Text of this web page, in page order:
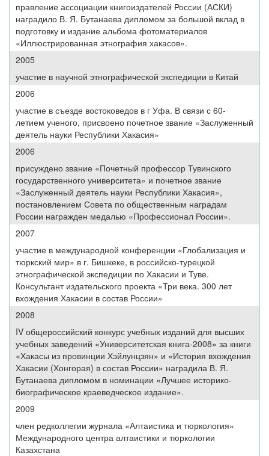
правление ассоциации книгоиздателей России (АСКИ)
наградило В. Я. Бутанаева дипломом за большой вклад в
подготовку и издание альбома фотоматериалов
«Иллюстрированная этнография хакасов».
2005
участие в научной этнографической экспедиции в Китай
2006
участие в съезде востоковедов в г Уфа. В связи с 60-
летием ученого, присвоено почетное звание «Заслуженный
деятель науки Республики Хакасия»
2006
присуждено звание «Почетный профессор Тувинского
государственного университета» и почетное звание
«Заслуженный деятель науки Республики Хакасия»,
постановлением Совета по общественным наградам
России награжден медалью «Профессионал России».
2007
участие в международной конференции «Глобализация и
тюркский мир» в г. Бишкеке, в российско-турецкой
этнографической экспедиции по Хакасии и Туве.
Консультант издательского проекта «Три века. 300 лет
вхождения Хакасии в состав России»
2008
IV общероссийский конкурс учебных изданий для высших
учебных заведений «Университетская книга-2008» за книги
«Хакасы из провинции Хэйлунцзян» и «История вхождения
Хакасии (Хонгорая) в состав России» наградила В. Я.
Бутанаева дипломом в номинации «Лучшее историко-
биографическое краеведческое издание».
2009
член редколлегии журнала «Алтаистика и тюркология»
Международного центра алтаистики и тюркологии
Казахстана